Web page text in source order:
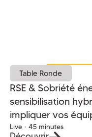
Table Ronde
RSE & Sobriété
sensibilisation
impliquer vos
Live · 45 minutes